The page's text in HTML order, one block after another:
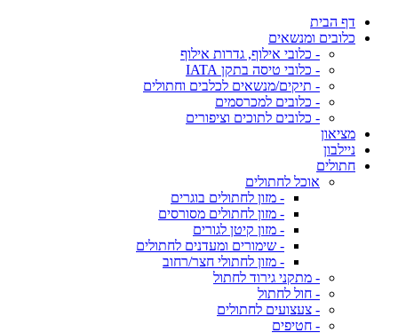
דף הבית
כלובים ומנשאים
- כלובי אילוף, גדרות אילוף
- כלובי טיסה בתקן IATA
- תיקים/מנשאים לכלבים וחתולים
- כלובים למכרסמים
- כלובים לתוכים וציפורים
מציאון
ניילבון
חתולים
אוכל לחתולים
- מזון לחתולים בוגרים
- מזון לחתולים מסורסים
- מזון קיטן לגורים
- שימורים ומעדנים לחתולים
- מזון לחתולי חצר/רחוב
- מתקני גירוד לחתול
- חול לחתול
- צעצועים לחתולים
- חטיפים